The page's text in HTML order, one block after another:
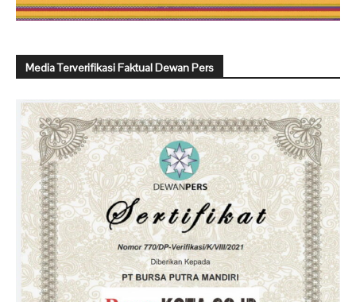
Media Terverifikasi Faktual Dewan Pers